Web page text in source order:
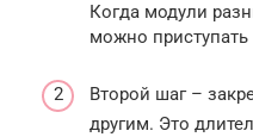
Когда модули
можно
Второй шаг –
другим. Это